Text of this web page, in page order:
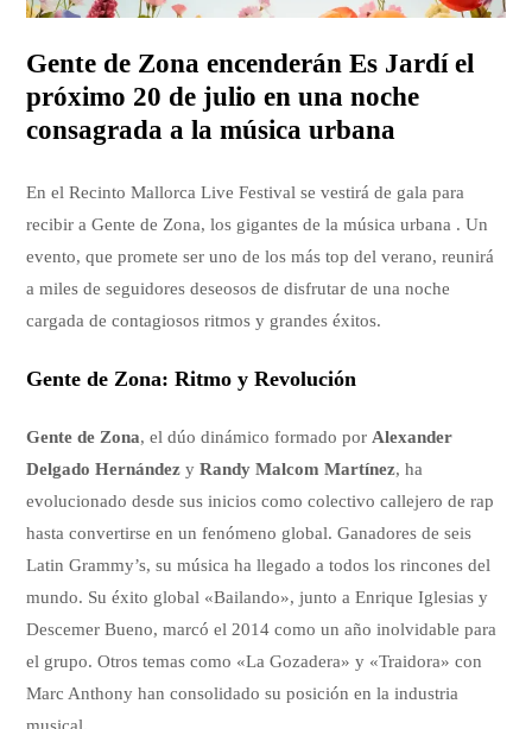
Gente de Zona encenderán Es Jardí el
próximo 20 de julio en una noche
consagrada a la música urbana
En el Recinto Mallorca Live Festival se vestirá de gala para
recibir a Gente de Zona, los gigantes de la música urbana . Un
evento, que promete ser uno de los más top del verano, reunirá
a miles de seguidores deseosos de disfrutar de una noche
cargada de contagiosos ritmos y grandes éxitos.
Gente de Zona: Ritmo y Revolución
Gente de Zona, el dúo dinámico formado por Alexander
Delgado Hernández yRandy Malcom Martínez, ha
evolucionado desde sus inicios como colectivo callejero de rap
hasta convertirse en un fenómeno global. Ganadores de seis
Latin Grammy’s, su música ha llegado a todos los rincones del
mundo. Su éxito global «Bailando», junto a Enrique Iglesias y
Descemer Bueno, marcó el 2014 como un año inolvidable para
el grupo. Otros temas como «La Gozadera» y «Traidora» con
Marc Anthony han consolidado su posición en la industria
musical.